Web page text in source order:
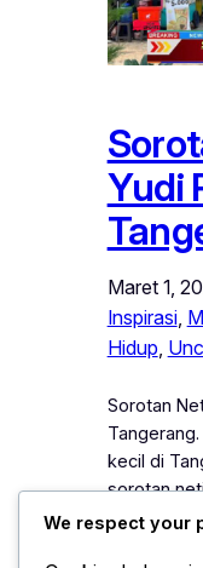
Yudi
Maret 1,
Inspirasi,
Hidup,
Sorotan
kecil di
sorotan
We respect your